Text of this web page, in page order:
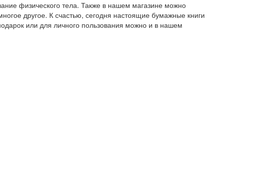
физического тела. Также в нашем магазине можно
другое. К счастью, сегодня настоящие бумажные книги
или для личного пользования можно и в нашем